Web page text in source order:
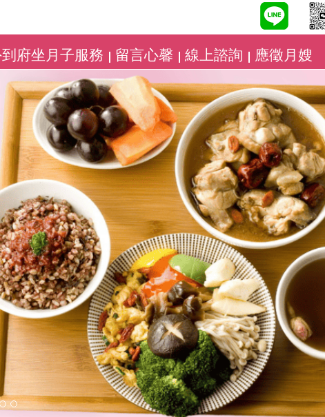
府坐月子服務 留言心馨 線上諮詢 應徵月嫂